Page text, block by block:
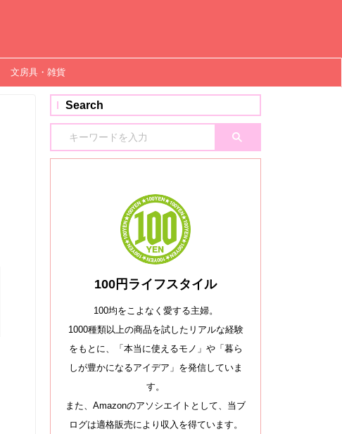
文房具・雑貨
Search
100円ライフスタイル
100均をこよなく愛する主婦。
1000種類以上の商品を試したリアルな経験
をもとに、「本当に使えるモノ」や「暮ら
しが豊かになるアイデア」を発信していま
す。
また、Amazonのアソシエイトとして、当ブ
ログは適格販売により収入を得ています。